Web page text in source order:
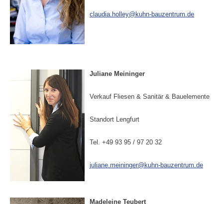
claudia.holley@kuhn-bauzentrum.de
Juliane Meininger
Verkauf Fliesen & Sanitär & Bauelemente
Standort Lengfurt
Tel. +49 93 95 / 97 20 32
juliane.meininger@kuhn-bauzentrum.de
Madeleine Teubert